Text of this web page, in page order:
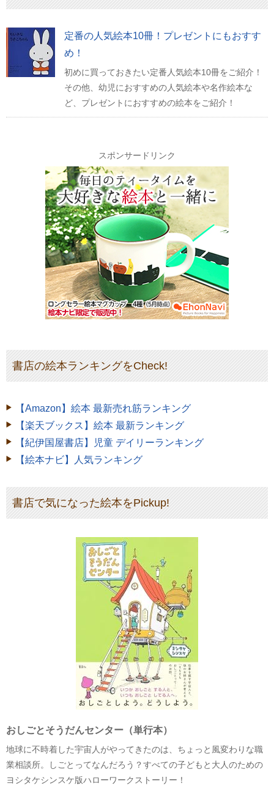
定番の人気絵本10冊！プレゼントにもおすす
め！
初めに買っておきたい定番人気絵本10冊をご紹介！
その他、幼児におすすめの人気絵本や名作絵本な
ど、プレゼントにおすすめの絵本をご紹介！
スポンサードリンク
書店の絵本ランキングをCheck!
【Amazon】絵本 最新売れ筋ランキング
【楽天ブックス】絵本 最新ランキング
【紀伊国屋書店】児童 デイリーランキング
【絵本ナビ】人気ランキング
書店で気になった絵本をPickup!
おしごとそうだんセンター（単行本）
地球に不時着した宇宙人がやってきたのは、ちょっと風変わりな職
業相談所。しごとってなんだろう？すべての子どもと大人のための
ヨシタケシンスケ版ハローワークストーリー！